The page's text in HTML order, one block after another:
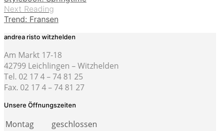
Next Reading
Trend: Fransen
andrea risto witzhelden
Am Markt 17-18
42799 Leichlingen – Witzhelden
Tel. 02 17 4 – 74 81 25
Fax. 02 17 4 – 74 81 27
Unsere Öffnungszeiten
Montag
geschlossen